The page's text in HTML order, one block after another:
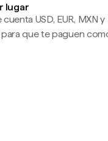
lugar
USD, EUR, MXN
que te paguen